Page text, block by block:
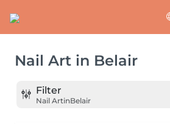
Nail Art in Belair
Filter
Nail ArtinBelair